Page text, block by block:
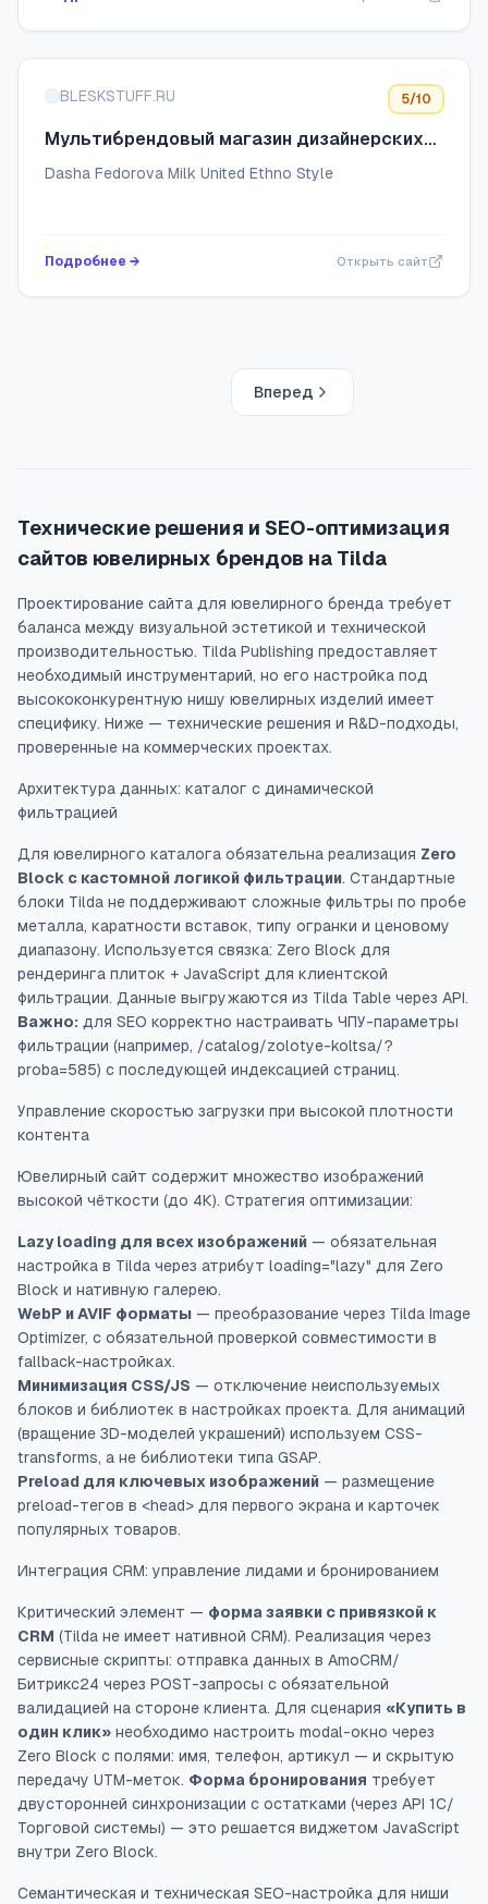
BLESKSTUFF.RU 5/10
Мультибрендовый магазин дизайнерских
ювелирных украшений Blesk
Dasha Fedorova Milk United Ethno Style
Подробнее → Открыть сайт
Вперед
Технические решения и SEO-оптимизация
сайтов ювелирных брендов на Tilda
Проектирование сайта для ювелирного бренда требует
баланса между визуальной эстетикой и технической
производительностью. Tilda Publishing предоставляет
необходимый инструментарий, но его настройка под
высококонкурентную нишу ювелирных изделий имеет
специфику. Ниже — технические решения и R&D-подходы,
проверенные на коммерческих проектах.
Архитектура данных: каталог с динамической
фильтрацией
Для ювелирного каталога обязательна реализация Zero
Block с кастомной логикой фильтрации. Стандартные
блоки Tilda не поддерживают сложные фильтры по пробе
металла, каратности вставок, типу огранки и ценовому
диапазону. Используется связка: Zero Block для
рендеринга плиток + JavaScript для клиентской
фильтрации. Данные выгружаются из Tilda Table через API.
Важно: для SEO корректно настраивать ЧПУ-параметры
фильтрации (например, /catalog/zolotye-koltsa/?
proba=585) с последующей индексацией страниц.
Управление скоростью загрузки при высокой плотности
контента
Ювелирный сайт содержит множество изображений
высокой чёткости (до 4К). Стратегия оптимизации:
Lazy loading для всех изображений — обязательная
настройка в Tilda через атрибут loading="lazy" для Zero
Block и нативную галерею.
WebP и AVIF форматы — преобразование через Tilda Image
Optimizer, с обязательной проверкой совместимости в
fallback-настройках.
Минимизация CSS/JS — отключение неиспользуемых
блоков и библиотек в настройках проекта. Для анимаций
(вращение 3D-моделей украшений) используем CSS-
transforms, а не библиотеки типа GSAP.
Preload для ключевых изображений — размещение
preload-тегов в <head> для первого экрана и карточек
популярных товаров.
Интеграция CRM: управление лидами и бронированием
Критический элемент — форма заявки с привязкой к
CRM (Tilda не имеет нативной CRM). Реализация через
сервисные скрипты: отправка данных в AmoCRM/
Битрикс24 через POST-запросы с обязательной
валидацией на стороне клиента. Для сценария «Купить в
один клик» необходимо настроить modal-окно через
Zero Block с полями: имя, телефон, артикул — и скрытую
передачу UTM-меток. Форма бронирования требует
двусторонней синхронизации с остатками (через API 1С/
Торговой системы) — это решается виджетом JavaScript
внутри Zero Block.
Семантическая и техническая SEO-настройка для ниши